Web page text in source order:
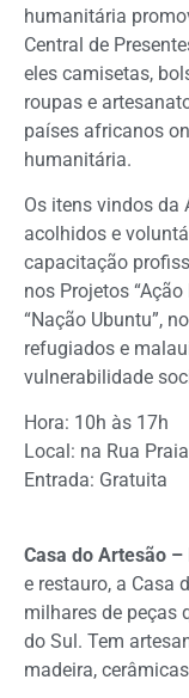
humanitária
Central de
eles camisetas,
roupas e
países africanos
humanitária.
Os itens vindos da
acolhidos e
capacitação
nos Projetos
“Nação Ubuntu”,
refugiados e
vulnerabilidade
Hora: 10h às 17h
Local: na Rua
Entrada: Gratuita
Casa do Artesão –
e restauro, a Casa
milhares de peças
do Sul. Tem
madeira,